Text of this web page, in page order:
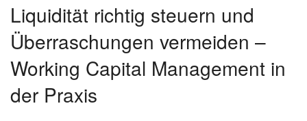
Liquidität richtig steuern und
Überraschungen vermeiden –
Working Capital Management in
der Praxis